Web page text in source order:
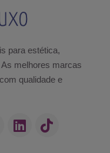
para estética,
melhores marcas
qualidade e